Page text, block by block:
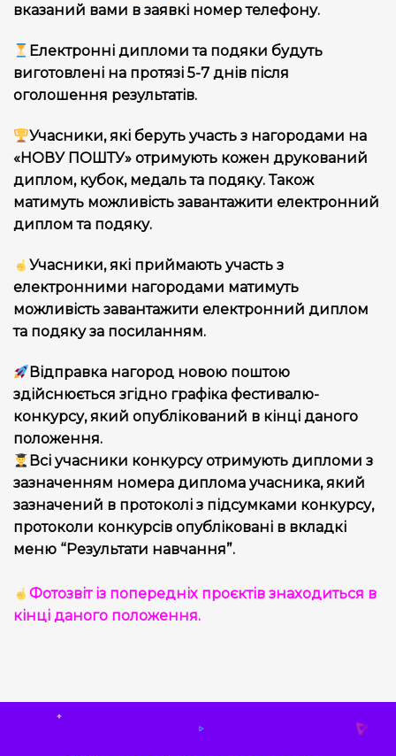
вказаний вами в заявкі номер телефону.
Електронні дипломи та подяки будуть
виготовлені на протязі 5-7 днів після
оголошення результатів.
Учасники, які беруть участь з нагородами на
«НОВУ ПОШТУ» отримують кожен друкований
диплом, кубок, медаль та подяку. Також
матимуть можливість завантажити електронний
диплом та подяку.
Учасники, які приймають участь з
електронними нагородами матимуть
можливість завантажити електронний диплом
та подяку за посиланням.
Відправка нагород новою поштою
здійснюється згідно графіка фестивалю-
конкурсу, який опублікований в кінці даного
положення.
Всі учасники конкурсу отримують дипломи з
зазначенням номера диплома учасника, який
зазначений в протоколі з підсумками конкурсу,
протоколи конкурсів опубліковані в вкладкі
меню “Результати навчання”.
Фотозвіт із попередніх проєктів знаходиться в
кінці даного положення.